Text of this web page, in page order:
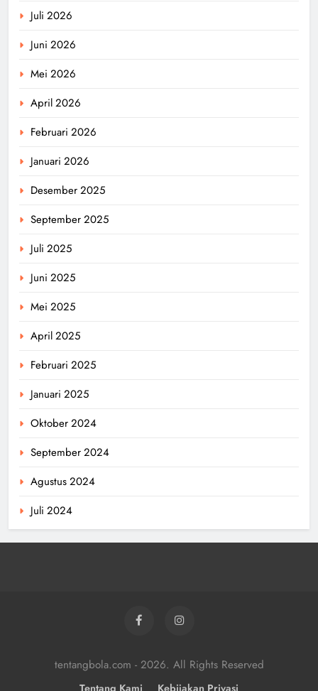
Juli 2026
Juni 2026
Mei 2026
April 2026
Februari 2026
Januari 2026
Desember 2025
September 2025
Juli 2025
Juni 2025
Mei 2025
April 2025
Februari 2025
Januari 2025
Oktober 2024
September 2024
Agustus 2024
Juli 2024
tentangbola.com - 2026. All Rights Reserved
Tentang Kami Kebijakan Privasi